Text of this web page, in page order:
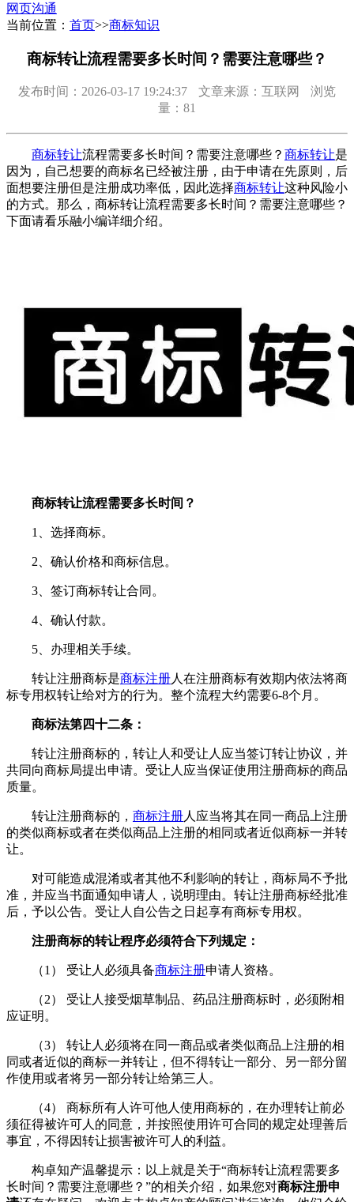
网页沟通
当前位置： 首页>>商标知识
商标转让流程需要多长时间？需要注意哪些？
发布时间：2026-03-17 19:24:37 文章来源：互联网
浏览
量：81
商标转让流程需要多长时间？需要注意哪些？ 商标转让是
因为，自己想要的商标名已经被注册，由于申请在先原则，后
面想要注册但是注册成功率低，因此选择商标转让这种风险小
的方式。那么，商标转让流程需要多长时间？需要注意哪些？
下面请看乐融小编详细介绍。
商标转让流程需要多长时间？
1、选择商标。
2、确认价格和商标信息。
3、签订商标转让合同。
4、确认付款。
5、办理相关手续。
转让注册商标是商标注册人在注册商标有效期内依法将商
标专用权转让给对方的行为。整个流程大约需要6-8个月。
商标法第四十二条：
转让注册商标的，转让人和受让人应当签订转让协议，并
共同向商标局提出申请。受让人应当保证使用注册商标的商品
质量。
转让注册商标的， 商标注册人应当将其在同一商品上注册
的类似商标或者在类似商品上注册的相同或者近似商标一并转
让。
对可能造成混淆或者其他不利影响的转让，商标局不予批
准，并应当书面通知申请人，说明理由。转让注册商标经批准
后，予以公告。受让人自公告之日起享有商标专用权。
注册商标的转让程序必须符合下列规定：
（1） 受让人必须具备商标注册申请人资格。
（2） 受让人接受烟草制品、药品注册商标时，必须附相
应证明。
（3） 转让人必须将在同一商品或者类似商品上注册的相
同或者近似的商标一并转让，但不得转让一部分、另一部分留
作使用或者将另一部分转让给第三人。
（4） 商标所有人许可他人使用商标的，在办理转让前必
须征得被许可人的同意，并按照使用许可合同的规定处理善后
事宜，不得因转让损害被许可人的利益。
构卓知产温馨提示：以上就是关于“商标转让流程需要多
长时间？需要注意哪些？”的相关介绍，如果您对商标注册申